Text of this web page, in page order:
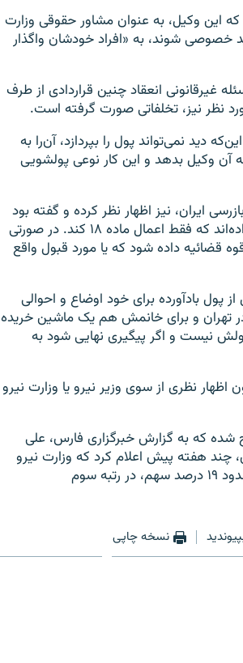
که اين وکيل، به عنوان مشاور حقوقی وزارت
خصوصی شوند، به «افراد خودشان واگذار
غیرقانونی انعقاد چنین قراردادی از طرف
نظر نیز، تخلفاتی صورت گرفته است.
ديد نمی‌تواند پول را بپردازد، آن‌را به
وکيل بدهد و اين کار نوعی پولشويی
ایران، نیز اظهار نظر کرده و گفته بود
که «در یکی از سازمان‌ها ۳۲ میلیارد تومان به یک وکیل داده‌اند که فقط اعمال ماده ۱۸ کند. در صورتی‌
قضائیه داده شود که یا مورد قبول واقع
بادآورده برای خود اوضاع و احوالی
تهران و برای خانمش هم یک ماشین خریده
دفعه اولش نیست و اگر پیگیری نهایی شود به
نظری از سوی وزير نيرو يا وزارت نيرو
که به گزارش خبرگزاری فارس، علی
هفته پيش اعلام کرد که وزارت نيرو
پس از دو وزارت «نفت» و «صنعت، معدن و تجارت» با حدود ۱۹ درصد سهم، در رتبه سوم
نسخه چاپی